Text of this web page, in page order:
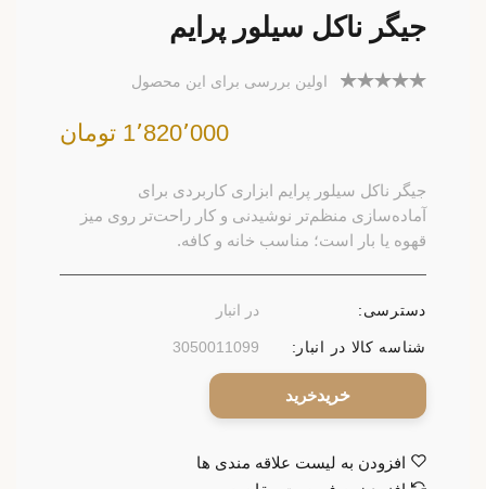
جیگر ناکل سیلور پرایم
اولین بررسی برای این محصول
1٬820٬000 تومان
جیگر ناکل سیلور پرایم ابزاری کاربردی برای
آماده‌سازی منظم‌تر نوشیدنی و کار راحت‌تر روی میز
قهوه یا بار است؛ مناسب خانه و کافه.
دسترسی: در انبار
شناسه کالا در انبار: 3050011099
خرید
افزودن به لیست علاقه مندی ها